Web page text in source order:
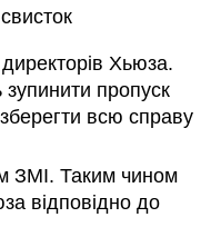
Хьюза.
пропуск
всю справу
ЗМІ. Таким чином
відповідно до